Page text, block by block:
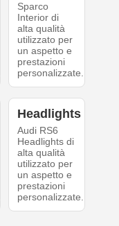
Sparco
Interior di
alta qualità
utilizzato per
un aspetto e
prestazioni
personalizzate.
Headlights
Audi RS6
Headlights di
alta qualità
utilizzato per
un aspetto e
prestazioni
personalizzate.